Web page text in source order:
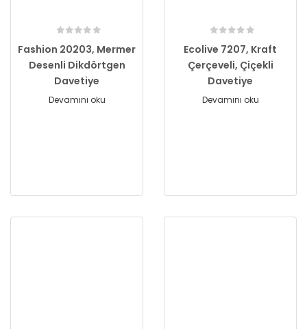
Fashion 20203, Mermer
Desenli Dikdörtgen
Davetiye
Devamını oku
Ecolive 7207, Kraft
Çerçeveli, Çiçekli
Davetiye
Devamını oku